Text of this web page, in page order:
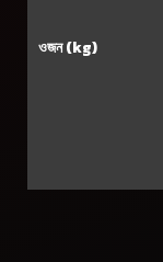
ওজন (kg)